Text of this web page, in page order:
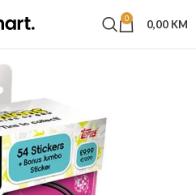
0 0,00 KM